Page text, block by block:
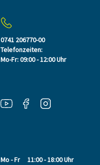
0741 206770-00
Telefonzeiten:
Mo-Fr: 09:00 - 12:00 Uhr
Mo - Fr
11:00 - 18:00 Uhr